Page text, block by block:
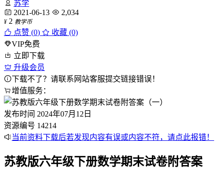
苏学
2021-06-13
2,034
¥ 2 教学币
点赞 (0)
收藏 (0)
VIP免费
立即下载
升级会员
下载不了？请联系网站客服提交链接错误！
增值服务：
发布时间 2024年07月12日
资源编号 14214
当前资料下载后若发现内容有误或内容不符，请点此报错！
苏教版六年级下册数学期末试卷附答案